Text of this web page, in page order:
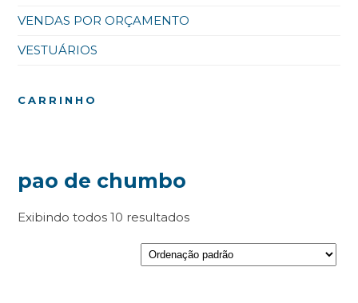
VENDAS POR ORÇAMENTO
VESTUÁRIOS
CARRINHO
pao de chumbo
Exibindo todos 10 resultados